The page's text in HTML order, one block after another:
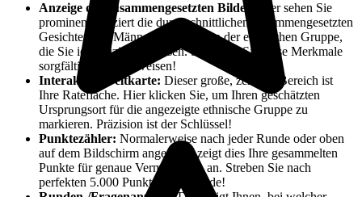
Anzeige des zusammengesetzten Bildes:
Hier sehen Sie
prominent platziert die durchschnittlichen zusammengesetzten
Gesichter von Männern und Frauen der ethnischen Gruppe,
die Sie identifizieren müssen. Studieren Sie diese Merkmale
sorgfältig nach Hinweisen!
Interaktive Weltkarte: Dieser große, zentrale Bereich ist
Ihre Ratefläche. Hier klicken Sie, um Ihren geschätzten
Ursprungsort für die angezeigte ethnische Gruppe zu
markieren. Präzision ist der Schlüssel!
Punktezähler: Normalerweise nach jeder Runde oder oben
auf dem Bildschirm angezeigt, zeigt dies Ihre gesammelten
Punkte für genaue Vermutungen an. Streben Sie nach
perfekten 5.000 Punkten pro Runde!